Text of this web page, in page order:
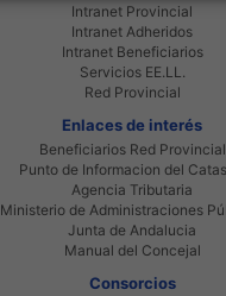
Intranet Provincial
Intranet Adheridos
Intranet Beneficiarios
Servicios EE.LL.
Red Provincial
Enlaces de interés
Beneficiarios Red Provincial
Punto de Informacion del
Agencia Tributaria
Ministerio de Administraciones
Junta de Andalucia
Manual del Concejal
Consorcios